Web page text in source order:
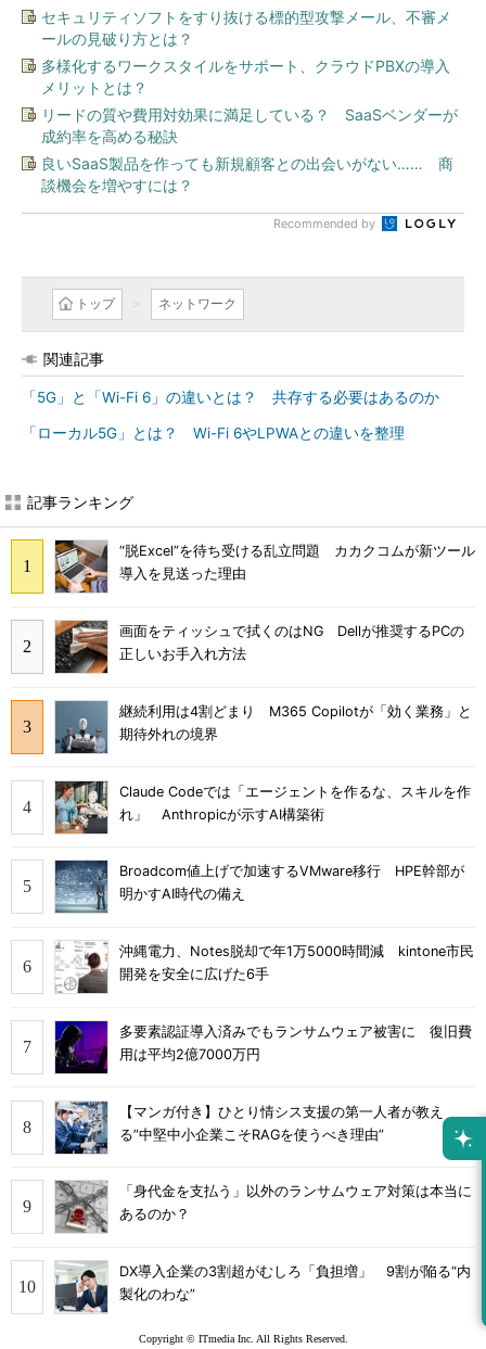
セキュリティソフトをすり抜ける標的型攻撃メール、不審メ
ールの見破り方とは？
多様化するワークスタイルをサポート、クラウドPBXの導入
メリットとは？
リードの質や費用対効果に満足している？ SaaSベンダーが
成約率を高める秘訣
良いSaaS製品を作っても新規顧客との出会いがない…… 商
談機会を増やすには？
Recommended by
トップ ネットワーク
関連記事
「5G」と「Wi-Fi 6」の違いとは？ 共存する必要はあるのか
「ローカル5G」とは？ Wi-Fi 6やLPWAとの違いを整理
記事ランキング
“脱Excel”を待ち受ける乱立問題 カカクコムが新ツール
導入を見送った理由
画面をティッシュで拭くのはNG Dellが推奨するPCの
正しいお手入れ方法
継続利用は4割どまり M365 Copilotが「効く業務」と
期待外れの境界
Claude Codeでは「エージェントを作るな、スキルを作
れ」 Anthropicが示すAI構築術
Broadcom値上げで加速するVMware移行 HPE幹部が
明かすAI時代の備え
沖縄電力、Notes脱却で年1万5000時間減 kintone市民
開発を安全に広げた6手
多要素認証導入済みでもランサムウェア被害に 復旧費
用は平均2億7000万円
【マンガ付き】ひとり情シス支援の第一人者が教え
る”中堅中小企業こそRAGを使うべき理由”
「身代金を支払う」以外のランサムウェア対策は本当に
あるのか？
DX導入企業の3割超がむしろ「負担増」 9割が陥る“内
製化のわな”
Copyright © ITmedia Inc. All Rights Reserved.